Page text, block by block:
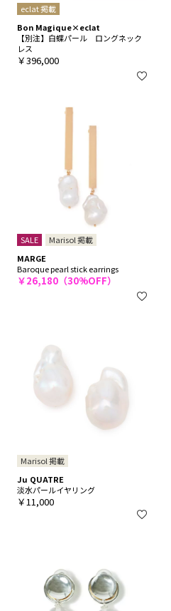
eclat 掲載
Bon Magique×eclat
【別注】白蝶パール ロングネック
レス
￥396,000
SALE
Marisol 掲載
MARGE
Baroque pearl stick earrings
￥26,180（30%OFF）
Marisol 掲載
Ju QUATRE
淡水パールイヤリング
￥11,000